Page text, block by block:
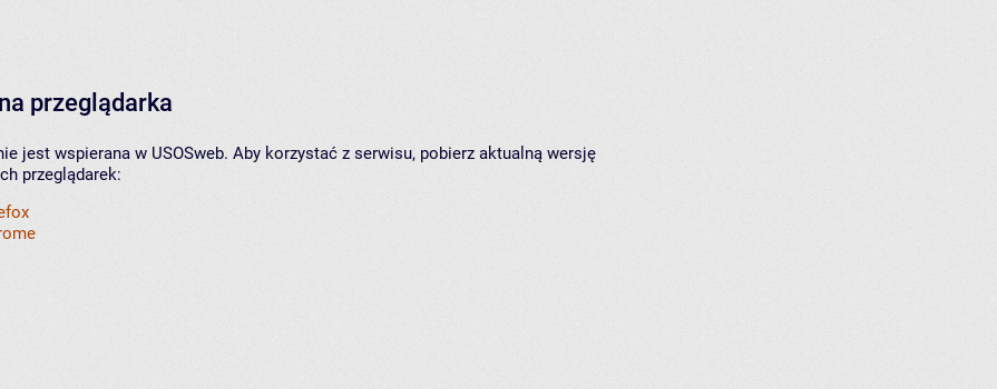
przeglądarka
jest wspierana w USOSweb. Aby korzystać z serwisu, pobierz aktualną wersję
przeglądarek: